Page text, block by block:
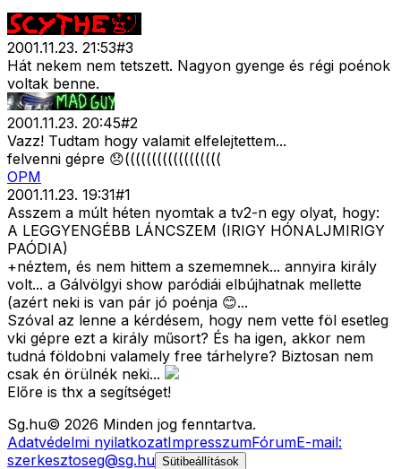
2001.11.23. 21:53#3
Hát nekem nem tetszett. Nagyon gyenge és régi poénok
voltak benne.
2001.11.23. 20:45#2
Vazz! Tudtam hogy valamit elfelejtettem...
felvenni gépre 😞((((((((((((((((((
OPM
2001.11.23. 19:31#1
Asszem a múlt héten nyomtak a tv2-n egy olyat, hogy:
A LEGGYENGÉBB LÁNCSZEM (IRIGY HÓNALJMIRIGY
PAÓDIA)
+néztem, és nem hittem a szememnek... annyira király
volt... a Gálvölgyi show paródiái elbújhatnak mellette
(azért neki is van pár jó poénja 😊...
Szóval az lenne a kérdésem, hogy nem vette föl esetleg
vki gépre ezt a király műsort? És ha igen, akkor nem
tudná földobni valamely free tárhelyre? Biztosan nem
csak én örülnék neki...
Előre is thx a segítséget!
Sg.hu© 2026 Minden jog fenntartva.
Adatvédelmi nyilatkozatImpresszumFórumE-mail:
szerkesztoseg@sg.hu Sütibeállítások